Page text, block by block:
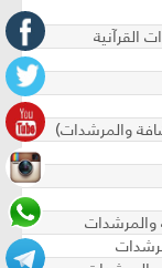
القرآنية
والمرشدات)
والمرشدات